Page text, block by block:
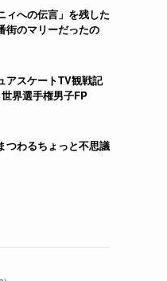
ィへの伝言」を残した
街のマリーだったの
アスケートTV観戦記
世界選手権男子FP
つわるちょっと不思議